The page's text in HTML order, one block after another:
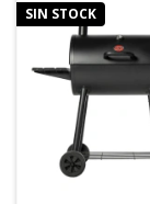
SIN STOCK